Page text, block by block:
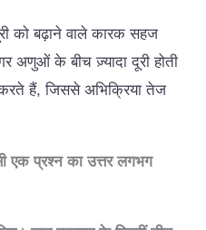
को बढ़ाने वाले कारक सहज
अणुओं के बीच ज़्यादा दूरी होती
हैं, जिससे अभिक्रिया तेज
एक प्रश्न का उत्तर लगभग